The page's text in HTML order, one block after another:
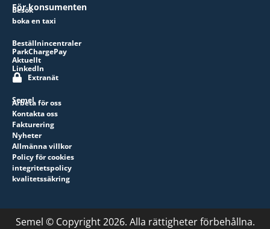
För konsumenten
Besök
boka en taxi
Beställnincentraler
ParkChargePay
Aktuellt
LinkedIn
Extranät
Semel
Arbeta för oss
Kontakta oss
Fakturering
Nyheter
Allmänna villkor
Policy för cookies
integritetspolicy
kvalitetssäkring
Semel © Copyright 2026. Alla rättigheter förbehållna.